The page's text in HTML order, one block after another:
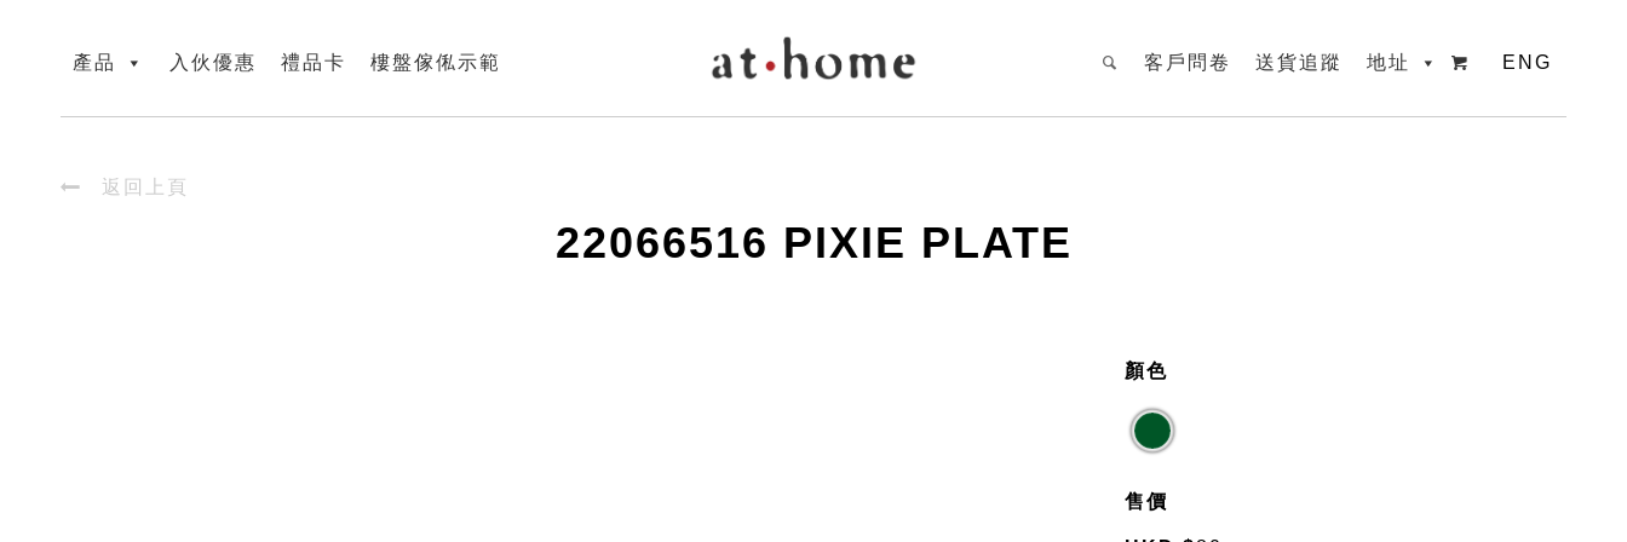
產品 入伙優惠 禮品卡 樓盤傢俬示範 
地址
送貨追蹤
客戶問卷 ENG
 返回上頁
22066516 PIXIE PLATE
顏色
售價